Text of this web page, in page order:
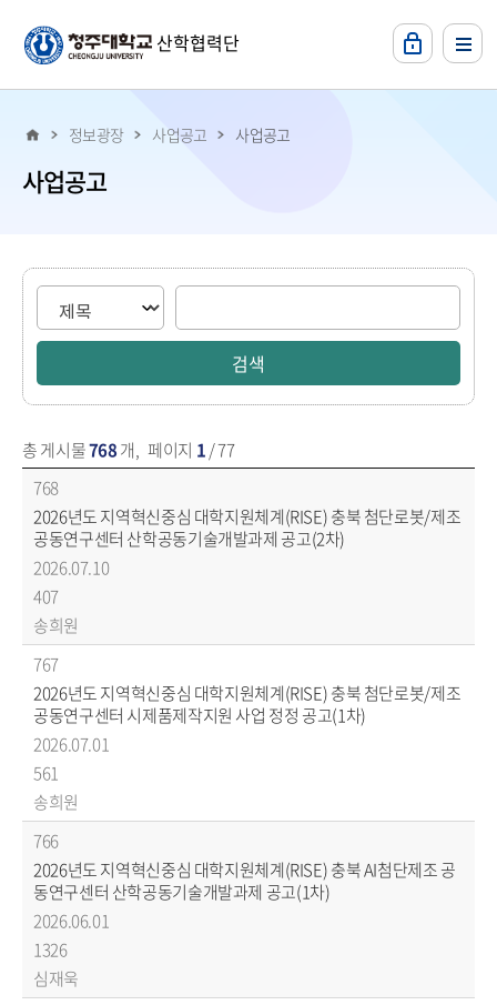
산학협력단
정보광장 사업공고 사업공고
사업공고
총 게시물768개, 페이지 1/ 77
768
2026년도 지역혁신중심 대학지원체계(RISE) 충북 첨단로봇/제조
공동연구센터 산학공동기술개발과제 공고(2차)
2026.07.10
407
송희원
767
2026년도 지역혁신중심 대학지원체계(RISE) 충북 첨단로봇/제조
공동연구센터 시제품제작지원 사업 정정 공고(1차)
2026.07.01
561
송희원
766
2026년도 지역혁신중심 대학지원체계(RISE) 충북 AI첨단제조 공
동연구센터 산학공동기술개발과제 공고(1차)
2026.06.01
1326
심재욱